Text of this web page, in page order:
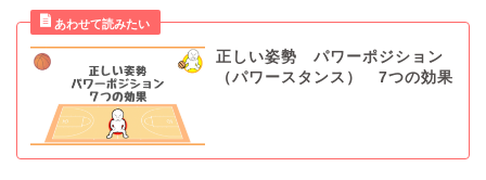
正しい姿勢 パワーポジション
（パワースタンス） 7つの効果